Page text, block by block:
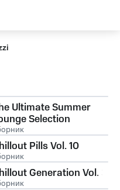
Ultimate Summer
Selection
Pills Vol. 10
Generation Vol. 3